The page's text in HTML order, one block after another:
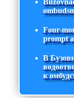
Four-
prompt
В
к